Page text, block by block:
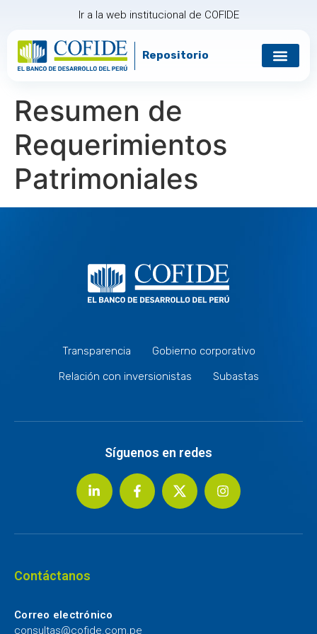
Ir a la web institucional de COFIDE
Repositorio
Resumen de
Requerimientos
Patrimoniales
Transparencia
Gobierno corporativo
Relación con inversionistas
Subastas
Síguenos en redes
Contáctanos
Correo electrónico
consultas@cofide.com.pe